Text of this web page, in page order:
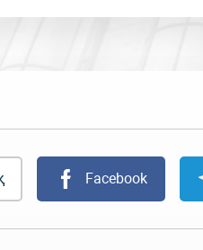
Facebook